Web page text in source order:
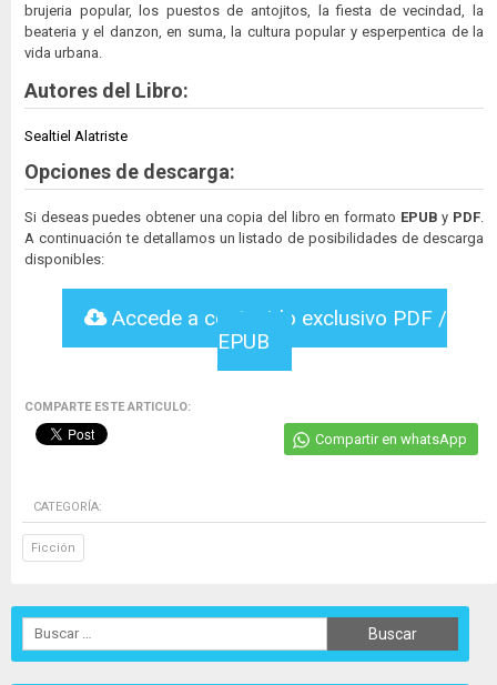
brujeria popular, los puestos de antojitos, la fiesta de vecindad, la
beateria y el danzon, en suma, la cultura popular y esperpentica de la
vida urbana.
Autores del Libro:
Sealtiel Alatriste
Opciones de descarga:
Si deseas puedes obtener una copia del libro en formato EPUB y PDF
A continuación te detallamos un listado de posibilidades de descarga
disponibles:
Accede a contenido exclusivo PDF /
EPUB
COMPARTE ESTE ARTICULO:
Compartir en whatsApp
CATEGORÍA:
Ficción